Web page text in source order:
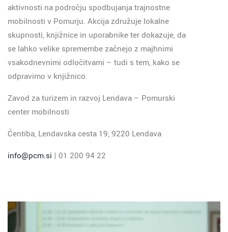
aktivnosti na področju spodbujanja trajnostne
mobilnosti v Pomurju. Akcija združuje lokalne
skupnosti, knjižnice in uporabnike ter dokazuje, da
se lahko velike spremembe začnejo z majhnimi
vsakodnevnimi odločitvami – tudi s tem, kako se
odpravimo v knjižnico.
Zavod za turizem in razvoj Lendava – Pomurski
center mobilnosti
Čentiba, Lendavska cesta 19, 9220 Lendava
info@pcm.si | 01 200 94 22